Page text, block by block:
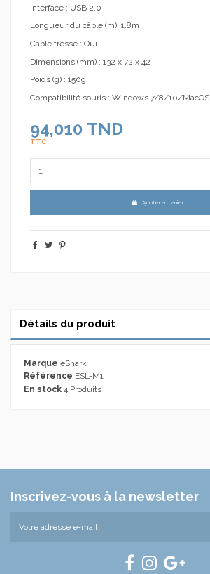
Interface : USB 2.0
Longueur du câble (m): 1.8m
Câble tressé : Oui
Dimensions (mm) : 132 x 72 x 42
Poids (g) : 150g
Compatibilité souris : Windows 7/8/10/MacOS
94,010 TND
TTC
Ajouter au panier
Détails du produit
Marque eShark
Référence ESL-M1
En stock 4 Produits
Inscrivez-vous à la newsletter